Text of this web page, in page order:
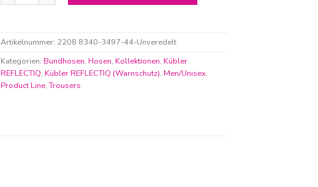
Artikelnummer: 2208 8340-3497-44-Unveredelt
Kategorien:Bundhosen,Hosen,Kollektionen,Kübler
REFLECTIQ,Kübler REFLECTIQ (Warnschutz),Men/Unisex,
Product Line,Trousers